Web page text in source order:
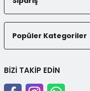
Popüler Kategoriler
BİZİ TAKİP EDİN